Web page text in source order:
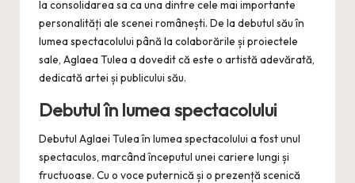
la consolidarea sa ca una dintre cele mai importante
personalități ale scenei românești. De la debutul său în
lumea spectacolului până la colaborările și proiectele
sale, Aglaea Tulea a dovedit că este o artistă adevărată,
dedicată artei și publicului său.
Debutul în lumea spectacolului
Debutul Aglaei Tulea în lumea spectacolului a fost unul
spectaculos, marcând începutul unei cariere lungi și
fructuoase. Cu o voce puternică și o prezență scenică